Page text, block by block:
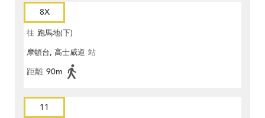
8X
往 跑馬地(下)
摩頓台, 高士威道 站
距離 90m
11